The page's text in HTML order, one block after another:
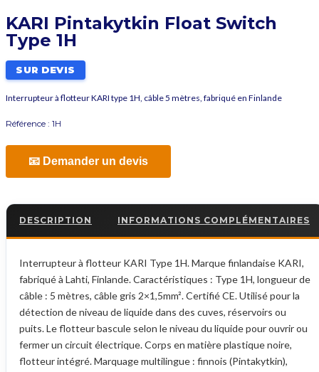
KARI Pintakytkin Float Switch
Type 1H
SUR DEVIS
Interrupteur à flotteur KARI type 1H, câble 5 mètres, fabriqué en Finlande
Référence : 1H
📧 Demander un devis
DESCRIPTION INFORMATIONS COMPLÉMENTAIRES
Interrupteur à flotteur KARI Type 1H. Marque finlandaise KARI,
fabriqué à Lahti, Finlande. Caractéristiques : Type 1H, longueur de
câble : 5 mètres, câble gris 2×1,5mm². Certifié CE. Utilisé pour la
détection de niveau de liquide dans des cuves, réservoirs ou
puits. Le flotteur bascule selon le niveau du liquide pour ouvrir ou
fermer un circuit électrique. Corps en matière plastique noire,
flotteur intégré. Marquage multilingue : finnois (Pintakytkin),